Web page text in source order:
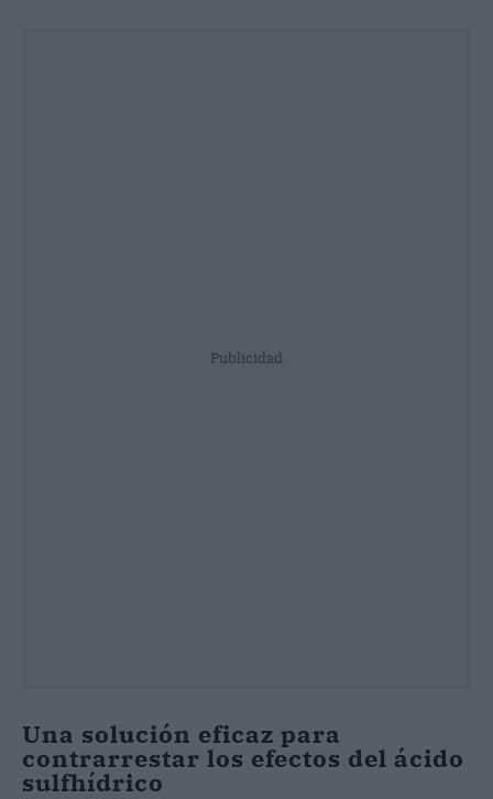
Publicidad
Una solución eficaz para
contrarrestar los efectos del ácido
sulfhídrico